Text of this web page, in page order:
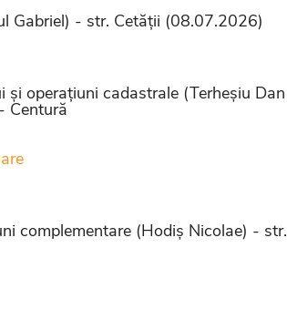
Gabriel) - str. Cetății (08.07.2026)
operațiuni cadastrale (Terheșiu Dan
Centură
complementare (Hodiș Nicolae) - str.